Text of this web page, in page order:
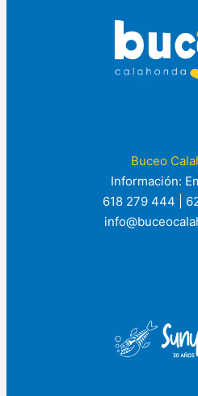
Buceo
Información:
618 279 444 |